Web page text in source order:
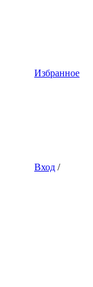
Избранное
Вход /